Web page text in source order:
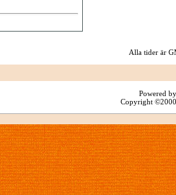
Alla tider är
Powered
Copyright